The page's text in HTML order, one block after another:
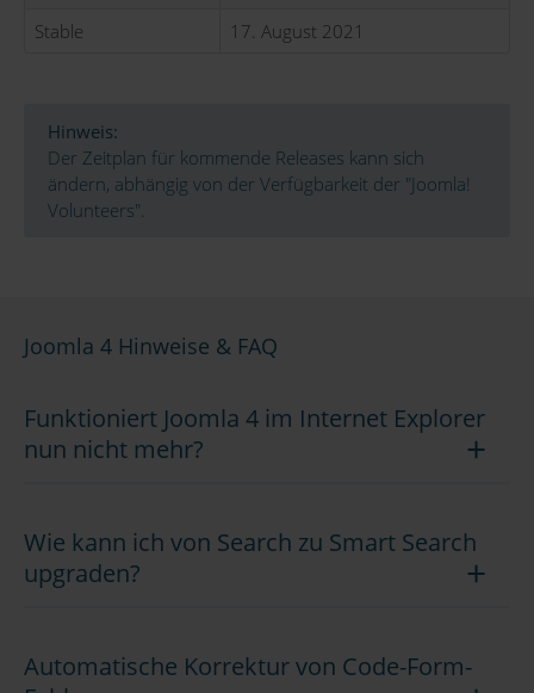
Stable
17. August 2021
Hinweis:
Der Zeitplan für kommende Releases kann sich
ändern, abhängig von der Verfügbarkeit der "Joomla!
Volunteers".
Joomla 4 Hinweise & FAQ
Funktioniert Joomla 4 im Internet Explorer
nun nicht mehr?
Wie kann ich von Search zu Smart Search
upgraden?
Automatische Korrektur von Code-Form-